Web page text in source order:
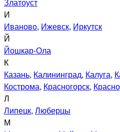
И
Иваново, Ижевск, Иркутск
Й
Йошкар-Ола
К
Казань, Калининград, Калуга,
Кострома, Красногорск,
Л
Липецк, Люберцы
М